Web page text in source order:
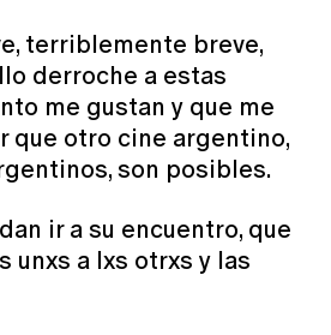
terriblemente breve,
derroche a estas
me gustan y que me
que otro cine argentino,
son posibles.
ir a su encuentro, que
unxs a lxs otrxs y las